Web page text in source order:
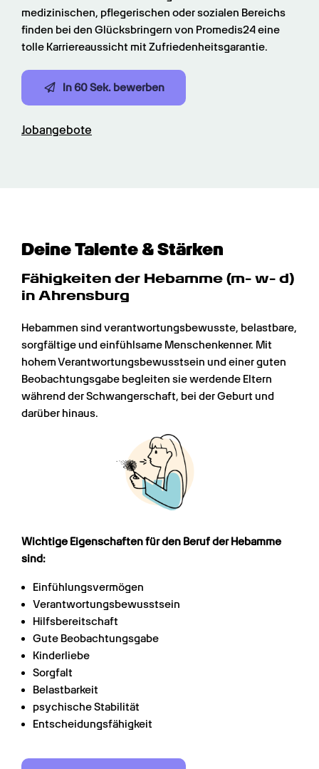
medizinischen, pflegerischen oder sozialen Bereichs
finden bei den Glücksbringern von Promedis24 eine
tolle Karriereaussicht mit Zufriedenheitsgarantie.
In 60 Sek. bewerben
Jobangebote
Deine Talente & Stärken
Fähigkeiten der Hebamme (m- w- d)
in Ahrensburg
Hebammen sind verantwortungsbewusste, belastbare,
sorgfältige und einfühlsame Menschenkenner. Mit
hohem Verantwortungsbewusstsein und einer guten
Beobachtungsgabe begleiten sie werdende Eltern
während der Schwangerschaft, bei der Geburt und
darüber hinaus.
Wichtige Eigenschaften für den Beruf der Hebamme
sind:
Einfühlungsvermögen
Verantwortungsbewusstsein
Hilfsbereitschaft
Gute Beobachtungsgabe
Kinderliebe
Sorgfalt
Belastbarkeit
psychische Stabilität
Entscheidungsfähigkeit